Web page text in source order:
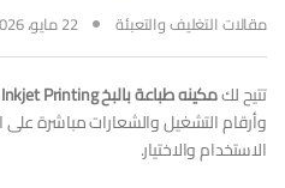
مقالات التغليف والتعبئة 22 مايو، 2026
تتيح لكمكينه طباعة بالبخ Inkjet Printing
وأرقام التشغيل والشعارات مباشرة
الاستخدام والاختيار.